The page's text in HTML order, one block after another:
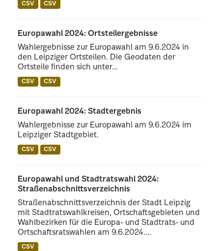
CSV CSV
Europawahl 2024: Ortsteilergebnisse
Wahlergebnisse zur Europawahl am 9.6.2024 in
den Leipziger Ortsteilen. Die Geodaten der
Ortsteile finden sich unter...
CSV CSV
Europawahl 2024: Stadtergebnis
Wahlergebnisse zur Europawahl am 9.6.2024 im
Leipziger Stadtgebiet.
CSV CSV
Europawahl und Stadtratswahl 2024:
Straßenabschnittsverzeichnis
Straßenabschnittsverzeichnis der Stadt Leipzig
mit Stadtratswahlkreisen, Ortschaftsgebieten und
Wahlbezirken für die Europa- und Stadtrats- und
Ortschaftsratswahlen am 9.6.2024....
CSV